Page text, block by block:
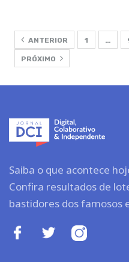
ANTERIOR 1 …
PRÓXIMO
Saiba o que acontece
Confira resultados de
bastidores dos famosos